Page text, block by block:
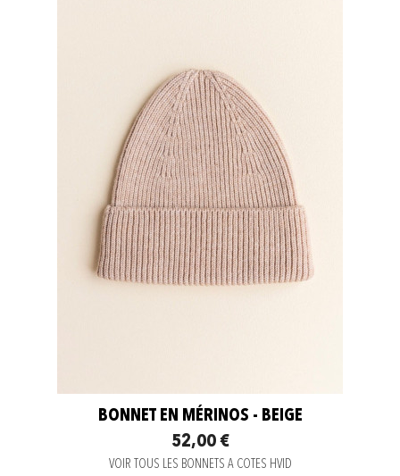
BONNET EN MÉRINOS - BEIGE
52,00 €
VOIR TOUS LES BONNETS A COTES HVID